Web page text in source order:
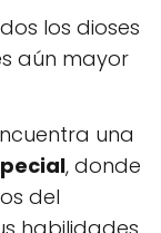
los dioses
aún mayor
una
, donde
del